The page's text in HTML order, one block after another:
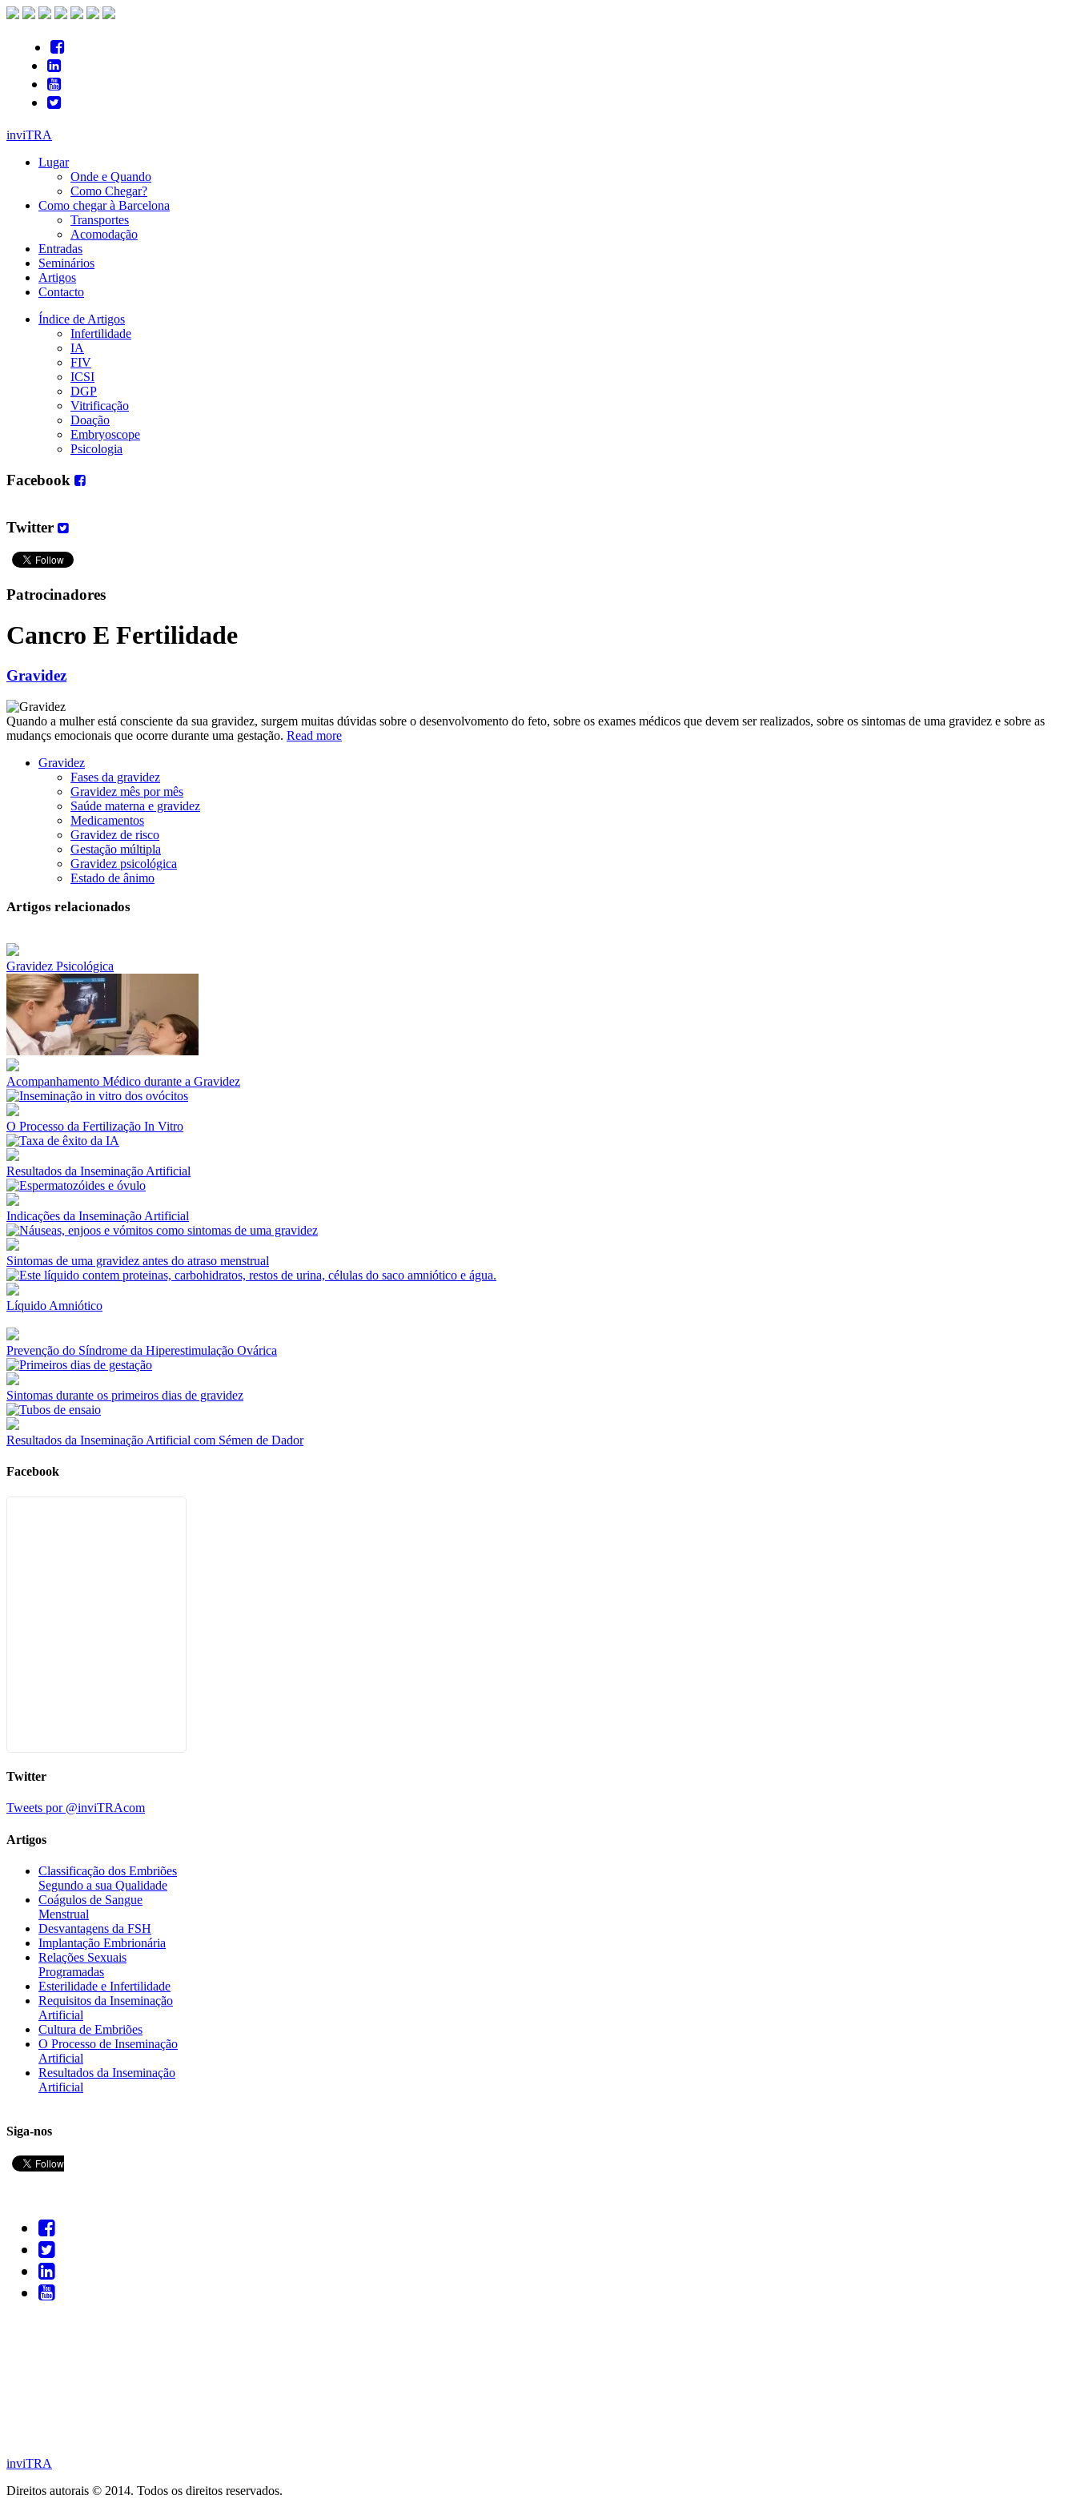
inviTRA
Lugar
Onde e Quando
Como Chegar?
Como chegar à Barcelona
Transportes
Acomodação
Entradas
Seminários
Artigos
Contacto
Índice de Artigos
Infertilidade
IA
FIV
ICSI
DGP
Vitrificação
Doação
Embryoscope
Psicologia
Facebook
Twitter
Patrocinadores
Cancro E Fertilidade
Gravidez
Quando a mulher está consciente da sua gravidez, surgem muitas dúvidas sobre o desenvolvomento do feto, sobre os exames médicos que devem ser realizados, sobre os sintomas de uma gravidez e sobre as
mudançs emocionais que ocorre durante uma gestação. Read more
Gravidez
Fases da gravidez
Gravidez mês por mês
Saúde materna e gravidez
Medicamentos
Gravidez de risco
Gestação múltipla
Gravidez psicológica
Estado de ânimo
Artigos relacionados
Gravidez Psicológica
Acompanhamento Médico durante a Gravidez
O Processo da Fertilização In Vitro
Resultados da Inseminação Artificial
Indicações da Inseminação Artificial
Sintomas de uma gravidez antes do atraso menstrual
Líquido Amniótico
Prevenção do Síndrome da Hiperestimulação Ovárica
Sintomas durante os primeiros dias de gravidez
Resultados da Inseminação Artificial com Sémen de Dador
Facebook
Twitter
Tweets por @inviTRAcom
Artigos
Classificação dos Embriões
Segundo a sua Qualidade
Coágulos de Sangue
Menstrual
Desvantagens da FSH
Implantação Embrionária
Relações Sexuais
Programadas
Esterilidade e Infertilidade
Requisitos da Inseminação
Artificial
Cultura de Embriões
O Processo de Inseminação
Artificial
Resultados da Inseminação
Artificial
Siga-nos
inviTRA
Direitos autorais © 2014. Todos os direitos reservados.